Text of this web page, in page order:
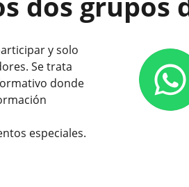
y solo
Se trata
donde
especiales.